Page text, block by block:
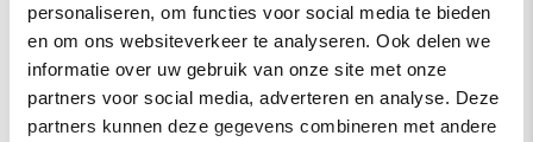
personaliseren, om functies voor social media te bieden
en om ons websiteverkeer te analyseren. Ook delen we
informatie over uw gebruik van onze site met onze
partners voor social media, adverteren en analyse. Deze
partners kunnen deze gegevens combineren met andere
12 Maanden kosteloos vervangend vervoer
bij garantie- werkzaamheden.
Onderhoud volgens interval.
Professionele reiniging van in- en exterieur.